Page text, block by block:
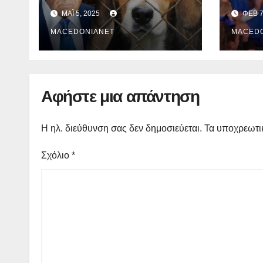
Beagles
ΜΆΙ 5, 2025
MACEDONIANET
ΦΕΒ
Αφήστε μια απάντηση
Η ηλ. διεύθυνση σας δεν δημοσιεύεται. Τα
Σχόλιο *